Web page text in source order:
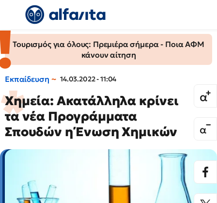
Τουρισμός για όλους: Πρεμιέρα σήμερα - Ποια ΑΦΜ
κάνουν αίτηση
Εκπαίδευση 14.03.2022 - 11:04
Χημεία: Ακατάλληλα κρίνει
τα νέα Προγράμματα
Σπουδών η Ένωση Χημικών